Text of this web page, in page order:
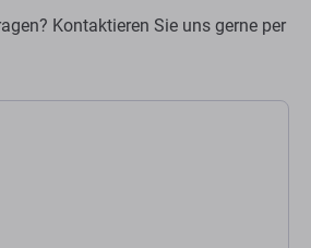
Kontaktieren Sie uns gerne per